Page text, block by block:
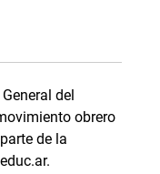
del
obrero
de la